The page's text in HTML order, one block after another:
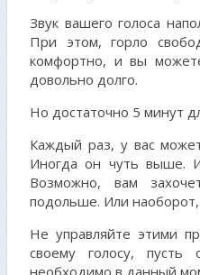
Звук вашего голоса
При этом, горло
комфортно, и вы
довольно долго.
Но достаточно 5 минут
Каждый раз, у вас
Иногда он чуть выше.
Возможно, вам
подольше. Или
Не управляйте этими
своему голосу,
необходимо в данный